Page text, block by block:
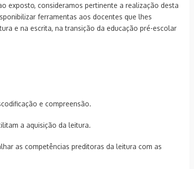
exposto, consideramos pertinente a realização desta
ferramentas aos docentes que lhes
e na escrita, na transição da educação pré-escolar
e compreensão.
a aquisição da leitura.
as competências preditoras da leitura com as